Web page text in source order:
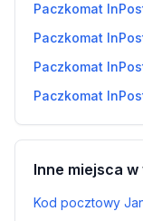
Paczkomat
Paczkomat
Paczkomat
Paczkomat
Inne miejsca
Kod pocztowy